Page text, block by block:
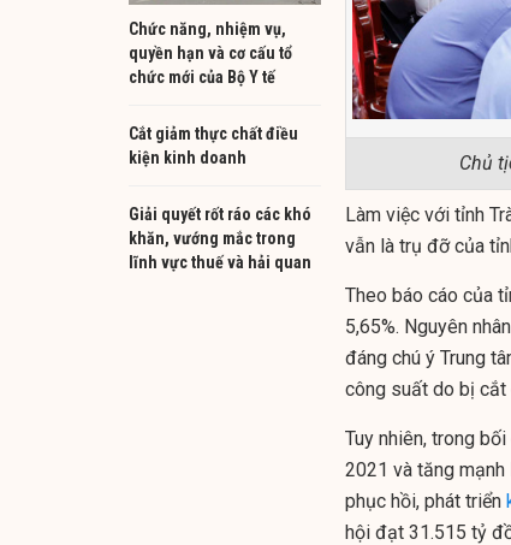
Chức năng, nhiệm vụ,
quyền hạn và cơ cấu tổ
chức mới của Bộ Y tế
Cắt giảm thực chất điều
kiện kinh doanh
Giải quyết rốt ráo các khó
khăn, vướng mắc trong
lĩnh vực thuế và hải quan
Chủ
Làm việc với tỉnh
vẫn là trụ đỡ của
Theo báo cáo của
5,65%. Nguyên
đáng chú ý Trung
công suất do bị cắt
Tuy nhiên, trong
2021 và tăng
phục hồi, phát triển
hội đạt 31.515 tỷ